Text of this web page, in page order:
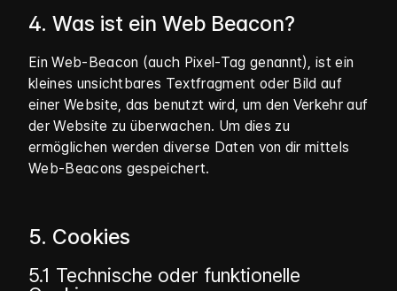
4. Was ist ein Web Beacon?
Ein Web-Beacon (auch Pixel-Tag genannt), ist ein
kleines unsichtbares Textfragment oder Bild auf
einer Website, das benutzt wird, um den Verkehr auf
der Website zu überwachen. Um dies zu
ermöglichen werden diverse Daten von dir mittels
Web-Beacons gespeichert.
5. Cookies
5.1 Technische oder funktionelle